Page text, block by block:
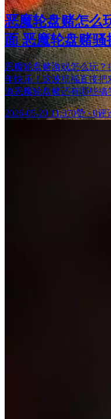
恶魔轮盘赌怎么
面 恶魔轮盘赌
恶魔轮盘赌游戏怎么玩
年快乐！这波祝福直接
道恶魔轮盘赌还有哪些
2026-05-20 11:370赞·0评